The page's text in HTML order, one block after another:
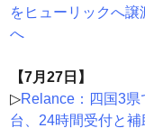
をヒューリックへ
へ
【7月27日】
▷Relance：四国3県
台、24時間受付と